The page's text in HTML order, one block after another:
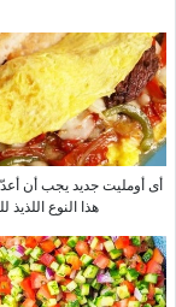
أی أوملیت جدید یجب أن
هذا النوع اللذیذ